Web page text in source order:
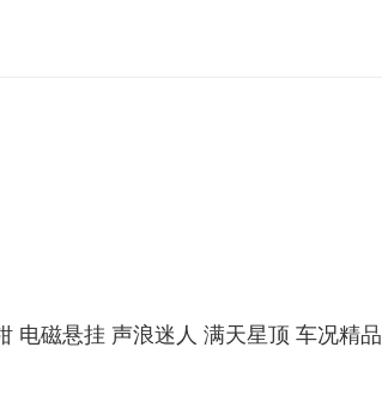
电磁悬挂 声浪迷人 满天星顶 车况精品